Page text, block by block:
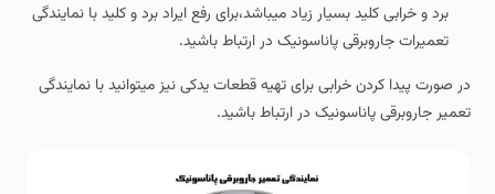
برد و خرابی کلید بسیار زیاد میباشد،برای رفع ایراد برد و کلید با نمایندگی
تعمیرات جاروبرقی پاناسونیک در ارتباط باشید.
در صورت پیدا کردن خرابی برای تهیه قطعات یدکی نیز میتوانید با نمایندگی
تعمیر جاروبرقی پاناسونیک در ارتباط باشید.